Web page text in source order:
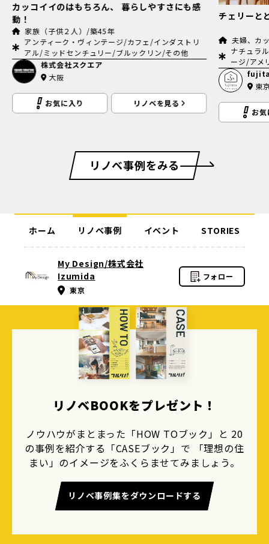
カッコイイのはもちろん、 暮らしやすさにも感
動！
家族（子供２人）/築45年
アンティーク・ヴィンテージ/カフェ/インダストリ
アル/ミッドセンチュリー/ブルックリン/その他
株式会社スクエア
大阪
お気に入り リノベを見る
チェリーと
夫婦、カ
ナチュラ
ージ/アメ
東
お
リノベ事例をみる
My Design/株式会社
Izumida
東京
フォロー
ホーム リノベ事例 イベント STORIES
リノベBOOKをプレゼント！
ノウハウがまとまった「HOW TOブック」と 20
の事例を紹介する「CASEブック」で 「理想の住
まい」のイメージをふくらませてみましょう。
リノベ事例集をダウンロードする